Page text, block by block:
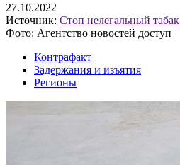
27.10.2022
Источник: Стоп нелегальный табак
Фото: Агентство новостей доступ
Контрафакт
Задержания и изъятия
Регионы